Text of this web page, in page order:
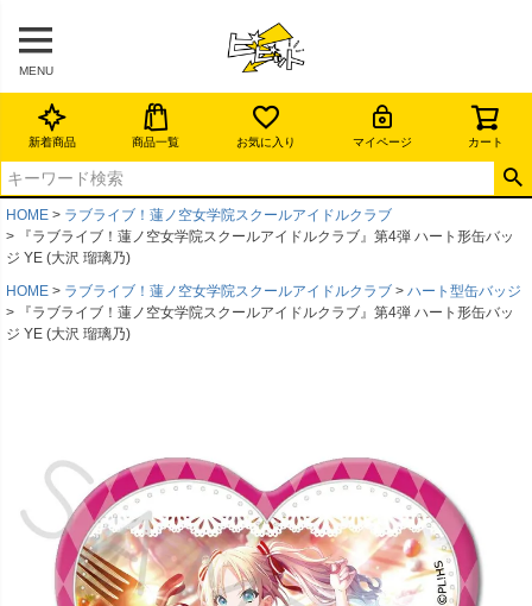
MENU
新着商品 商品一覧 お気に入り マイページ カート
HOME
ラブライブ！蓮ノ空女学院スクールアイドルクラブ
『ラブライブ！蓮ノ空女学院スクールアイドルクラブ』第4弾 ハート形缶バッ
ジ YE (大沢 瑠璃乃)
HOME
ラブライブ！蓮ノ空女学院スクールアイドルクラブ
ハート型缶バッジ
『ラブライブ！蓮ノ空女学院スクールアイドルクラブ』第4弾 ハート形缶バッ
ジ YE (大沢 瑠璃乃)